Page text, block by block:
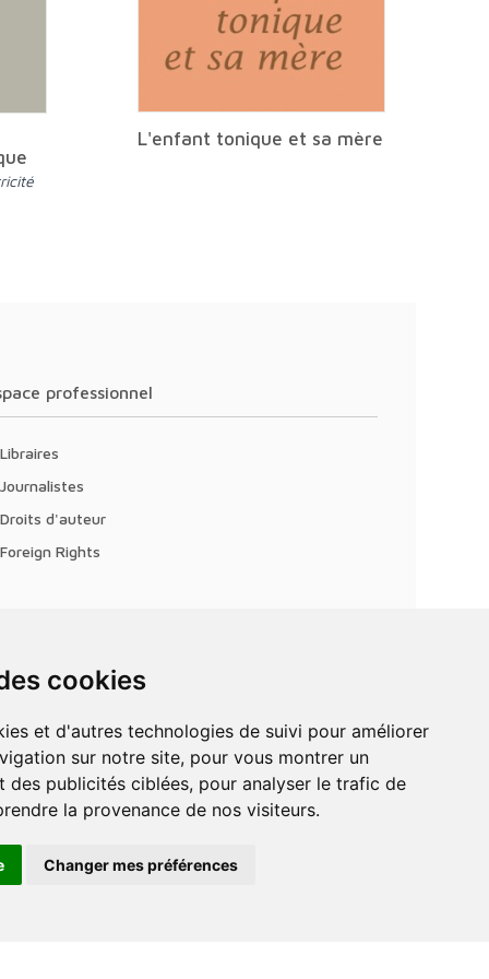
cookies
sur notre site, pour vous montrer un
des publicités ciblées, pour analyser le trafic de
la provenance de nos visiteurs.
Changer mes préférences
L'enfant tonique et sa mère
professionnel
Libraires
Journalistes
Droits d'auteur
Foreign Rights